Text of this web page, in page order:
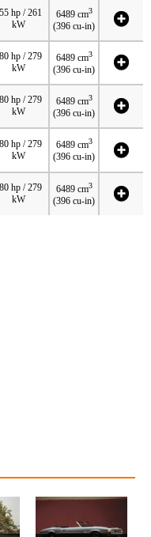
hp / 261
kW
6489 cm3
(396 cu-in)
hp / 279
kW
6489 cm3
(396 cu-in)
hp / 279
kW
6489 cm3
(396 cu-in)
hp / 279
kW
6489 cm3
(396 cu-in)
hp / 279
kW
6489 cm3
(396 cu-in)